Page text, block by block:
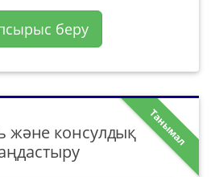
беру
Танымал
және консулдық